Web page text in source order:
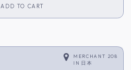
ADD TO CART
MERCHANT 208
IN 日本